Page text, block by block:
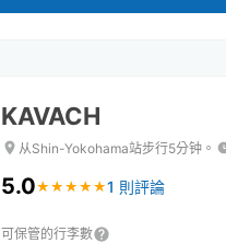
KAVACH
从Shin-Yokohama站步行5分钟。
5.0★ ★ ★ ★ ★
★ ★ ★ ★ ★1 則評論
可保管的行李數